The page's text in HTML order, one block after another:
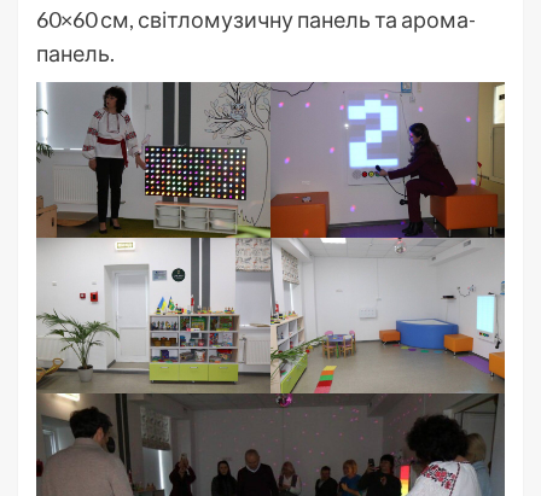
60×60 см, світломузичну панель та арома-
панель.